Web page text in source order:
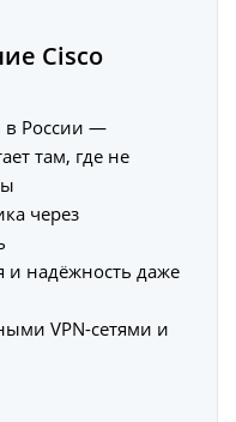
Cisco
в России —
там, где не
через
и надёжность даже
VPN-сетями и